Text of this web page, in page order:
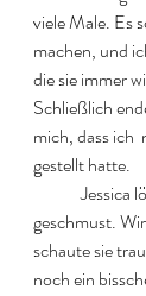
viele Male. Es
machen, und
die sie immer
Schließlich
mich, dass ich
gestellt hatte.
geschmust.
schaute sie
noch ein